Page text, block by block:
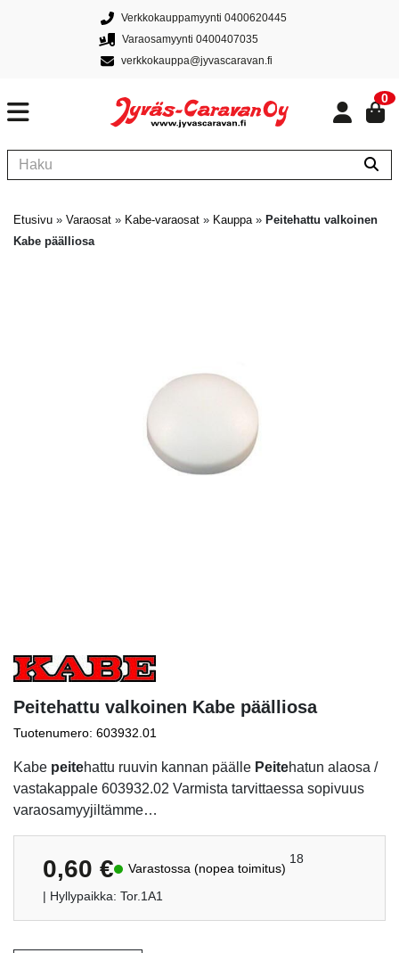
Verkkokauppamyynti 0400620445
Varaosamyynti 0400407035
verkkokauppa@jyvascaravan.fi
0
Etusivu » Varaosat » Kabe-varaosat » Kauppa» Peitehattu valkoinen
Kabe päälliosa
Peitehattu valkoinen Kabe päälliosa
Tuotenumero: 603932.01
Kabe peitehattu ruuvin kannan päälle Peitehatun alaosa /
vastakappale 603932.02 Varmista tarvittaessa sopivuus
varaosamyyjiltämme…
0,60 € Varastossa (nopea toimitus)
18
| Hyllypaikka: Tor.1A1